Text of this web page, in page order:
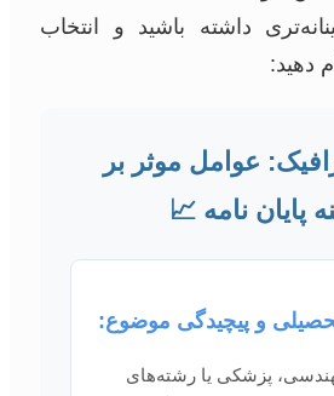
داشته باشید و انتخاب
دهید:
عوامل موثر بر
پایان نامه 📈
پزشکی یا رشته‌های